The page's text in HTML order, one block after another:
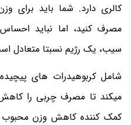
کالری دارد. شما باید برای
مصرف کنید، اما نباید
سیب، یک رژیم نسبتا متعادل
شامل کربوهیدرات های
میکند تا مصرف چربی را
کمک کننده کاهش وزن محبوب